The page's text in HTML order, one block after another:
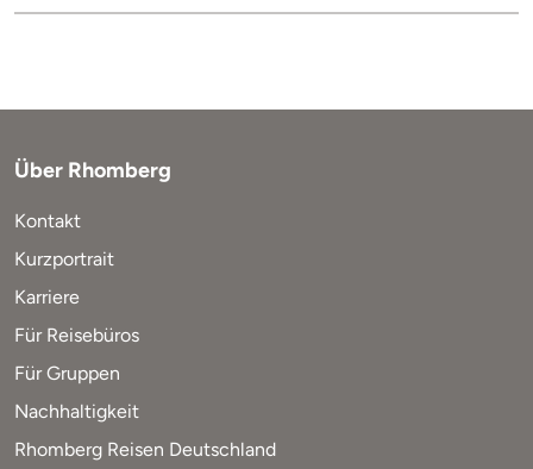
Über Rhomberg
Kontakt
Kurzportrait
Karriere
Für Reisebüros
Für Gruppen
Nachhaltigkeit
Rhomberg Reisen Deutschland